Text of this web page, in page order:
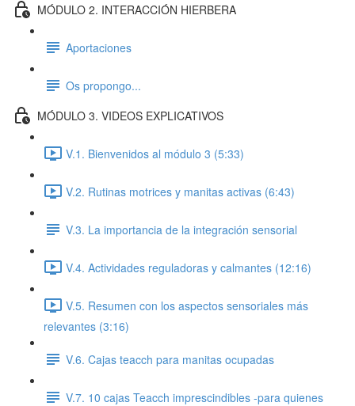
MÓDULO 2. INTERACCIÓN HIERBERA
Aportaciones
Os propongo...
MÓDULO 3. VIDEOS EXPLICATIVOS
V.1. Bienvenidos al módulo 3 (5:33)
V.2. Rutinas motrices y manitas activas (6:43)
V.3. La importancia de la integración sensorial
V.4. Actividades reguladoras y calmantes (12:16)
V.5. Resumen con los aspectos sensoriales más
relevantes (3:16)
V.6. Cajas teacch para manitas ocupadas
V.7. 10 cajas Teacch imprescindibles -para quienes